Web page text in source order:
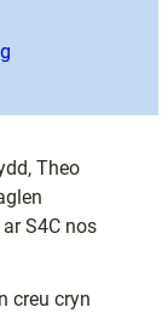
Theo
S4C nos
creu cryn